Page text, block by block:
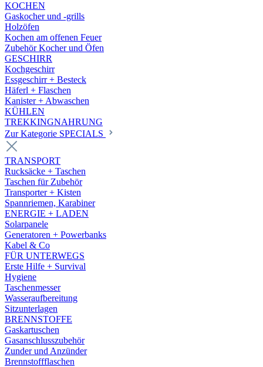
KOCHEN
Gaskocher und -grills
Holzöfen
Kochen am offenen Feuer
Zubehör Kocher und Öfen
GESCHIRR
Kochgeschirr
Essgeschirr + Besteck
Häferl + Flaschen
Kanister + Abwaschen
KÜHLEN
TREKKINGNAHRUNG
Zur Kategorie SPECIALS
TRANSPORT
Rucksäcke + Taschen
Taschen für Zubehör
Transporter + Kisten
Spannriemen, Karabiner
ENERGIE + LADEN
Solarpanele
Generatoren + Powerbanks
Kabel & Co
FÜR UNTERWEGS
Erste Hilfe + Survival
Hygiene
Taschenmesser
Wasseraufbereitung
Sitzunterlagen
BRENNSTOFFE
Gaskartuschen
Gasanschlusszubehör
Zunder und Anzünder
Brennstoffflaschen